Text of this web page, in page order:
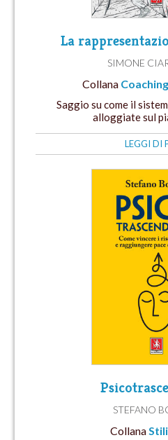
La
SIMONE
Collana
Saggio su come il
alloggiate sul
LEGGI DI
STEFANO
Collana